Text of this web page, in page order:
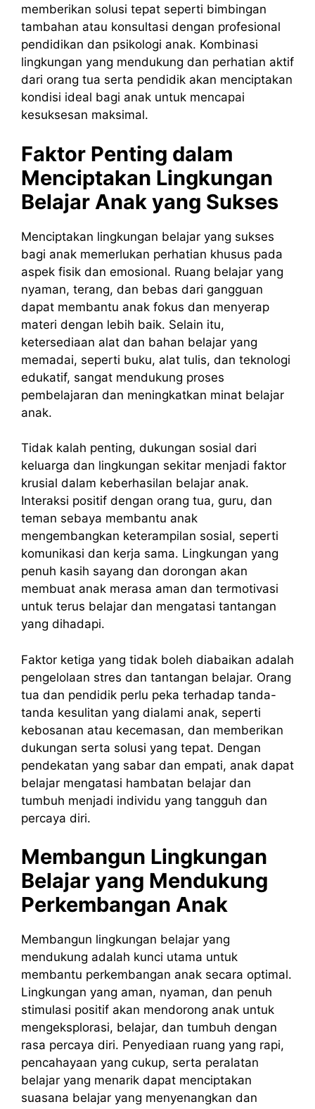
memberikan solusi tepat seperti bimbingan
tambahan atau konsultasi dengan profesional
pendidikan dan psikologi anak. Kombinasi
lingkungan yang mendukung dan perhatian aktif
dari orang tua serta pendidik akan menciptakan
kondisi ideal bagi anak untuk mencapai
kesuksesan maksimal.
Faktor Penting dalam
Menciptakan Lingkungan
Belajar Anak yang Sukses
Menciptakan lingkungan belajar yang sukses
bagi anak memerlukan perhatian khusus pada
aspek fisik dan emosional. Ruang belajar yang
nyaman, terang, dan bebas dari gangguan
dapat membantu anak fokus dan menyerap
materi dengan lebih baik. Selain itu,
ketersediaan alat dan bahan belajar yang
memadai, seperti buku, alat tulis, dan teknologi
edukatif, sangat mendukung proses
pembelajaran dan meningkatkan minat belajar
anak.
Tidak kalah penting, dukungan sosial dari
keluarga dan lingkungan sekitar menjadi faktor
krusial dalam keberhasilan belajar anak.
Interaksi positif dengan orang tua, guru, dan
teman sebaya membantu anak
mengembangkan keterampilan sosial, seperti
komunikasi dan kerja sama. Lingkungan yang
penuh kasih sayang dan dorongan akan
membuat anak merasa aman dan termotivasi
untuk terus belajar dan mengatasi tantangan
yang dihadapi.
Faktor ketiga yang tidak boleh diabaikan adalah
pengelolaan stres dan tantangan belajar. Orang
tua dan pendidik perlu peka terhadap tanda-
tanda kesulitan yang dialami anak, seperti
kebosanan atau kecemasan, dan memberikan
dukungan serta solusi yang tepat. Dengan
pendekatan yang sabar dan empati, anak dapat
belajar mengatasi hambatan belajar dan
tumbuh menjadi individu yang tangguh dan
percaya diri.
Membangun Lingkungan
Belajar yang Mendukung
Perkembangan Anak
Membangun lingkungan belajar yang
mendukung adalah kunci utama untuk
membantu perkembangan anak secara optimal.
Lingkungan yang aman, nyaman, dan penuh
stimulasi positif akan mendorong anak untuk
mengeksplorasi, belajar, dan tumbuh dengan
rasa percaya diri. Penyediaan ruang yang rapi,
pencahayaan yang cukup, serta peralatan
belajar yang menarik dapat menciptakan
suasana belajar yang menyenangkan dan